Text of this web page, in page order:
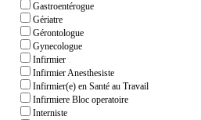
Gastroentérogue
Gériatre
Gérontologue
Gynecologue
Infirmier
Infirmier Anesthesiste
Infirmier(e) en Santé au Travail
Infirmiere Bloc operatoire
Interniste